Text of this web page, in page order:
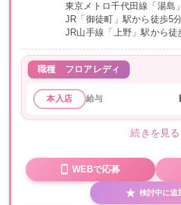
東京メトロ千代田線「湯島
JR「御徒町」駅から徒歩5分
JR山手線「上野」駅から徒
職種 フロアレディ
本入店 給与
続きを見る
WEBで応募
検討中に追